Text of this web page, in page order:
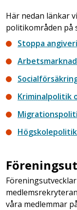
Här nedan länkar
politikområden på
Stoppa
Kriminalpolitik
våra medlemmar